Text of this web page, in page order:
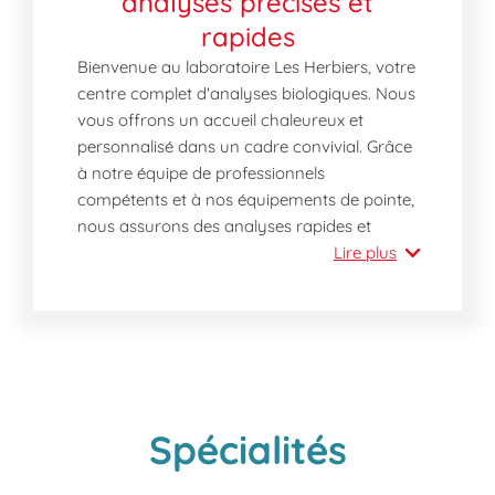
rapides
Bienvenue au laboratoire Les Herbiers, votre
centre complet d'analyses biologiques. Nous
vous offrons un accueil chaleureux et
personnalisé dans un cadre convivial. Grâce
à notre équipe de professionnels
compétents et à nos équipements de pointe,
nous assurons des analyses rapides et
fiables, toujours dans le respect de votre
Pourquoi choisir notre laboratoire dès
aujourd'hui ?
Lire plus
Spécialités